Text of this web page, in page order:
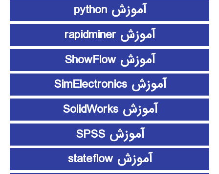
آموزش python
آموزش rapidminer
آموزش ShowFlow
آموزش SimElectronics
آموزش SolidWorks
آموزش SPSS
آموزش stateflow